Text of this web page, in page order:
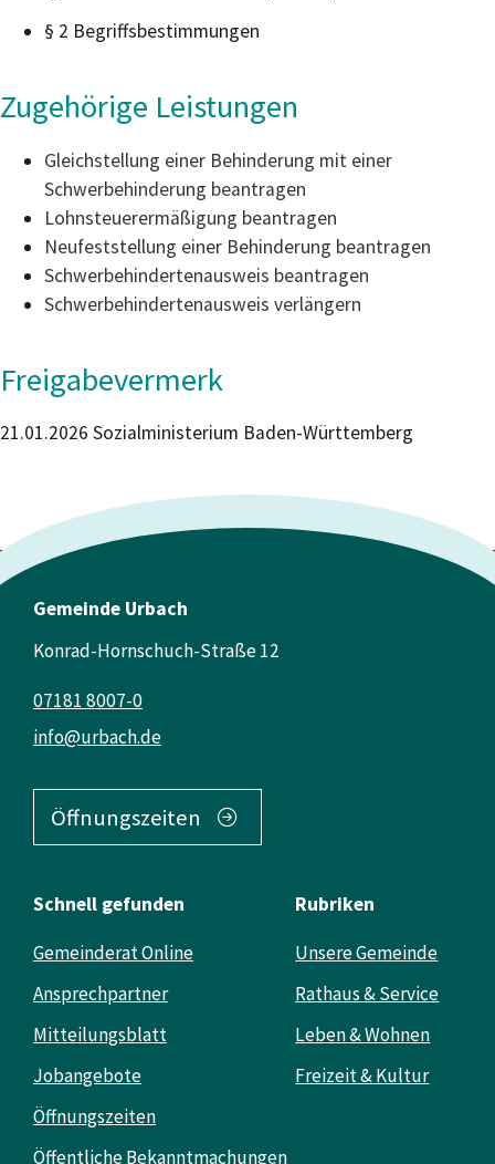
§ 2 Begriffsbestimmungen
Zugehörige Leistungen
Gleichstellung einer Behinderung mit einer
Schwerbehinderung beantragen
Lohnsteuerermäßigung beantragen
Neufeststellung einer Behinderung beantragen
Schwerbehindertenausweis beantragen
Schwerbehindertenausweis verlängern
Freigabevermerk
21.01.2026 Sozialministerium Baden-Württemberg
Gemeinde Urbach
Konrad-Hornschuch-Straße 12
info@urbach.de
07181 8007-0
Öffnungszeiten
Schnell gefunden
Gemeinderat Online
Ansprechpartner
Mitteilungsblatt
Jobangebote
Öffnungszeiten
Öffentliche Bekanntmachungen
Rubriken
Unsere Gemeinde
Rathaus & Service
Leben & Wohnen
Freizeit & Kultur